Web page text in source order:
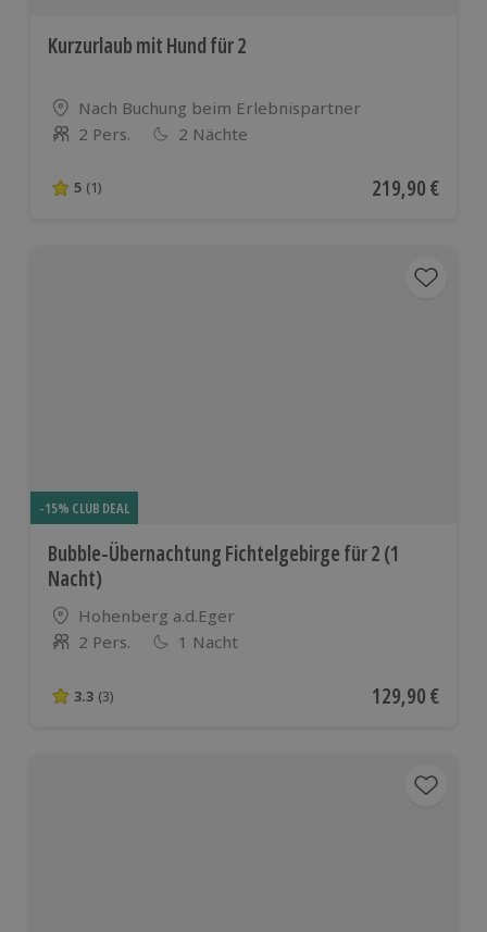
Kurzurlaub mit Hund für 2
Standort
Nach Buchung beim Erlebnispartner
Anzahl der Teilnehmer
2 Pers. 2 Nächte
5 von 5 Sternen basierend auf 1 Bewertungen
5 (1) Aktueller Preis
219,90 €
-15% CLUB DEAL
Bubble-Übernachtung Fichtelgebirge für 2 (1
Nacht)
Standort
Hohenberg a.d.Eger
Anzahl der Teilnehmer
2 Pers. 1 Nacht
3.3 von 5 Sternen basierend auf 3 Bewertungen
3.3 (3) Aktueller Preis
129,90 €